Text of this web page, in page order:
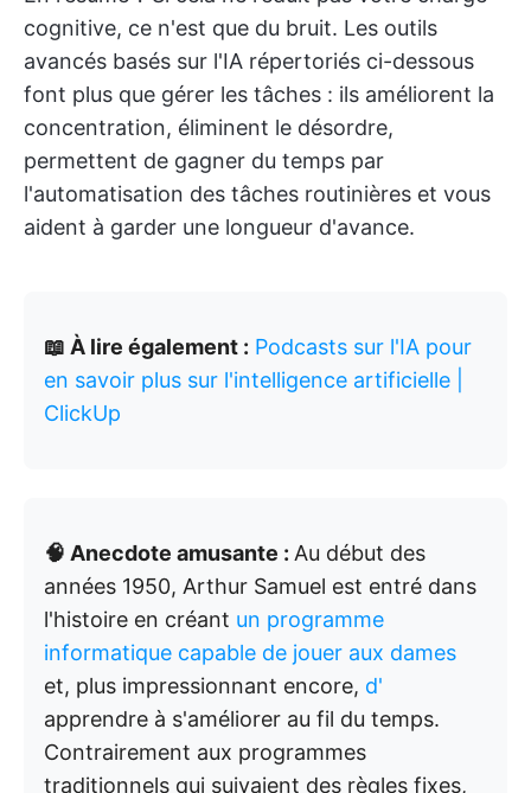
cognitive, ce n'est que du bruit. Les outils
avancés basés sur l'IA répertoriés ci-dessous
font plus que gérer les tâches : ils améliorent la
concentration, éliminent le désordre,
permettent de gagner du temps par
l'automatisation des tâches routinières et vous
aident à garder une longueur d'avance.
📖 À lire également : Podcasts sur l'IA pour
en savoir plus sur l'intelligence artificielle |
ClickUp
🧠 Anecdote amusante : Au début des
années 1950, Arthur Samuel est entré dans
l'histoire en créant un programme
informatique capable de jouer aux dames
et, plus impressionnant encore, d'
apprendre à s'améliorer au fil du temps.
Contrairement aux programmes
traditionnels qui suivaient des règles fixes,